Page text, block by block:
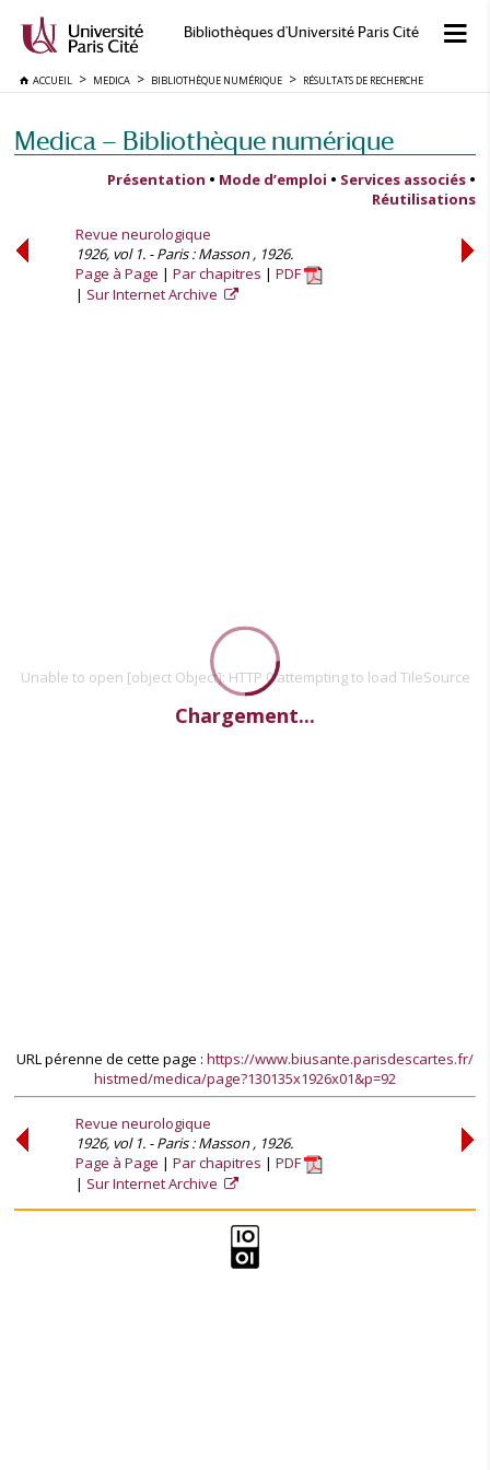
Bibliothèques d'Université Paris Cité
ACCUEIL MEDICA BIBLIOTHÈQUE NUMÉRIQUE RÉSULTATS DE RECHERCHE
Medica — Bibliothèque numérique
Présentation • Mode d’emploi • Services associés •
Réutilisations
Revue neurologique
1926, vol 1. - Paris : Masson , 1926.
Page à Page
Par chapitres
PDF
Sur Internet Archive
Unable to open [object Object]: HTTP 0 attempting to load TileSource
Chargement...
URL pérenne de cette page : https://www.biusante.parisdescartes.fr/
histmed/medica/page?130135x1926x01&p=92
Revue neurologique
1926, vol 1. - Paris : Masson , 1926.
Page à Page
Par chapitres
PDF
Sur Internet Archive